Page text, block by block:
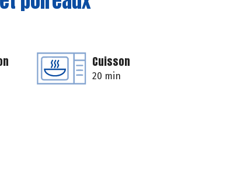
Cuisson
20 min